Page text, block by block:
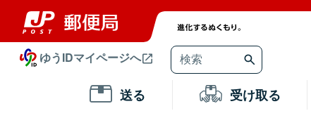
ゆうIDマイページへ
送る 受け取る